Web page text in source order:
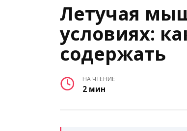
Летучая
условиях:
содержать
НА ЧТЕНИЕ
2 мин